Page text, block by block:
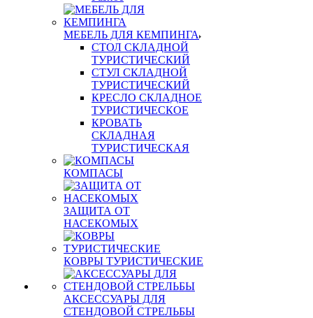
МЕБЕЛЬ ДЛЯ КЕМПИНГА
СТОЛ СКЛАДНОЙ
ТУРИСТИЧЕСКИЙ
СТУЛ СКЛАДНОЙ
ТУРИСТИЧЕСКИЙ
КРЕСЛО СКЛАДНОЕ
ТУРИСТИЧЕСКОЕ
КРОВАТЬ
СКЛАДНАЯ
ТУРИСТИЧЕСКАЯ
КОМПАСЫ
ЗАЩИТА ОТ
НАСЕКОМЫХ
КОВРЫ ТУРИСТИЧЕСКИЕ
АКСЕССУАРЫ ДЛЯ
СТЕНДОВОЙ СТРЕЛЬБЫ